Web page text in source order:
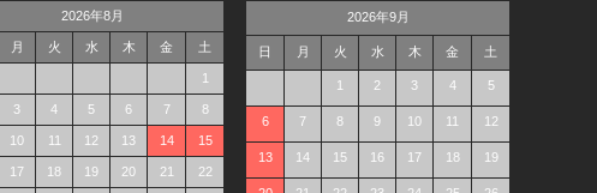
2026年8月
月 火 水 木 金 土
1
3 4 5 6 7 8
10 11 12 13 14 15
17 18 19 20 21 22
2026年9月
日 月 火 水 木 金 土
1 2 3 4 5
6 7 8 9 10 11 12
13 14 15 16 17 18 19